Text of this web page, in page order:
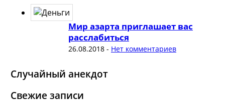
Мир азарта приглашает вас
расслабиться
26.08.2018- Нет комментариев
Случайный анекдот
Свежие записи